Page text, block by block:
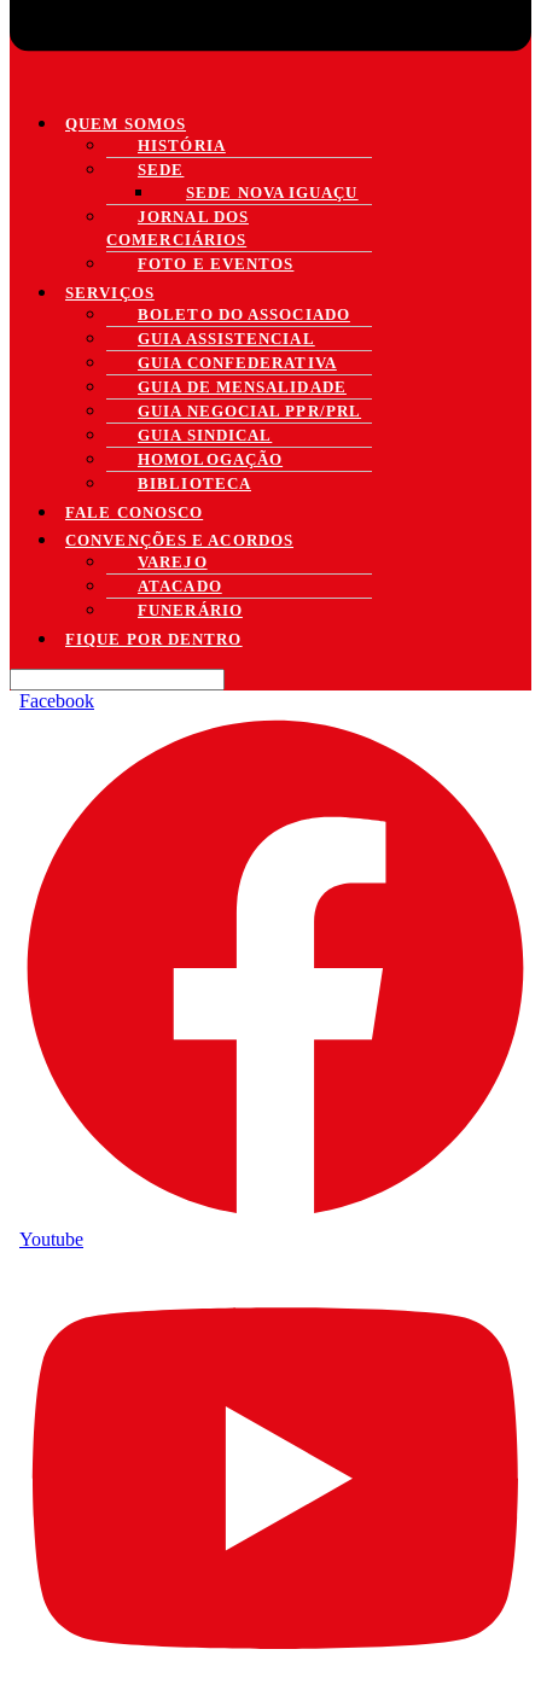
QUEM SOMOS
HISTÓRIA
SEDE
SEDE NOVA IGUAÇU
JORNAL DOS
COMERCIÁRIOS
FOTO E EVENTOS
SERVIÇOS
BOLETO DO ASSOCIADO
GUIA ASSISTENCIAL
GUIA CONFEDERATIVA
GUIA DE MENSALIDADE
GUIA NEGOCIAL PPR/PRL
GUIA SINDICAL
HOMOLOGAÇÃO
BIBLIOTECA
FALE CONOSCO
CONVENÇÕES E ACORDOS
VAREJO
ATACADO
FUNERÁRIO
FIQUE POR DENTRO
Facebook
Youtube